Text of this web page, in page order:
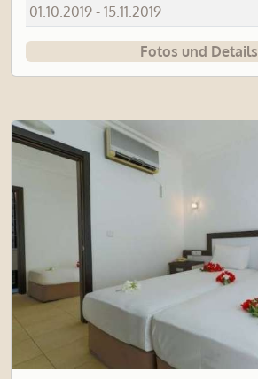
01.10.2019 - 15.11.2019
Fotos und Details